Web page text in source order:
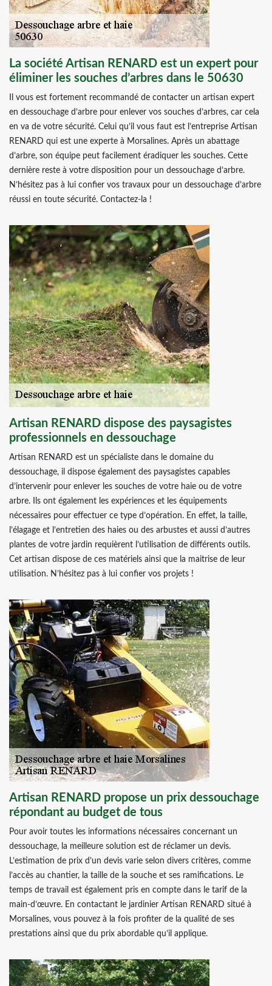
La société Artisan RENARD est un expert pour
éliminer les souches d’arbres dans le 50630
Il vous est fortement recommandé de contacter un artisan expert
en dessouchage d’arbre pour enlever vos souches d’arbres, car cela
en va de votre sécurité. Celui qu’il vous faut est l’entreprise Artisan
RENARD qui est une experte à Morsalines. Après un abattage
d’arbre, son équipe peut facilement éradiquer les souches. Cette
dernière reste à votre disposition pour un dessouchage d’arbre.
N’hésitez pas à lui confier vos travaux pour un dessouchage d’arbre
réussi en toute sécurité. Contactez-la !
Artisan RENARD dispose des paysagistes
professionnels en dessouchage
Artisan RENARD est un spécialiste dans le domaine du
dessouchage, il dispose également des paysagistes capables
d’intervenir pour enlever les souches de votre haie ou de votre
arbre. Ils ont également les expériences et les équipements
nécessaires pour effectuer ce type d’opération. En effet, la taille,
l’élagage et l’entretien des haies ou des arbustes et aussi d’autres
plantes de votre jardin requièrent l’utilisation de différents outils.
Cet artisan dispose de ces matériels ainsi que la maitrise de leur
utilisation. N’hésitez pas à lui confier vos projets !
Artisan RENARD propose un prix dessouchage
répondant au budget de tous
Pour avoir toutes les informations nécessaires concernant un
dessouchage, la meilleure solution est de réclamer un devis.
L’estimation de prix d’un devis varie selon divers critères, comme
l’accès au chantier, la taille de la souche et ses ramifications. Le
temps de travail est également pris en compte dans le tarif de la
main-d’œuvre. En contactant le jardinier Artisan RENARD situé à
Morsalines, vous pouvez à la fois profiter de la qualité de ses
prestations ainsi que du prix abordable qu’il applique.